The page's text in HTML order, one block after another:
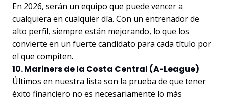
En 2026, serán un equipo que puede vencer a
cualquiera en cualquier día. Con un entrenador de
alto perfil, siempre están mejorando, lo que los
convierte en un fuerte candidato para cada título por
el que compiten.
10. Mariners de la Costa Central (A-League)
Últimos en nuestra lista son la prueba de que tener
éxito financiero no es necesariamente lo más